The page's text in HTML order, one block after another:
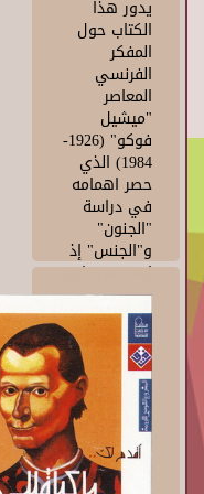
يدور هذا
الكتاب حول
المفكر
الفرنسي
المعاصر
"ميشيل
فوكو" (1926-
1984) الذي
حصر اهمامه
في دراسة
"الجنون"
و"الجنس" إذ
إنه درس تاريخ
الجنون في
كتابه
"الحضارة
والجنون"
وفي غيره من
البحوث التي
حاول فيها أن
يصل إلي
"نقطة الصفر"